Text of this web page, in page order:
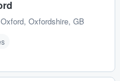
Oxford, Oxfordshire, GB